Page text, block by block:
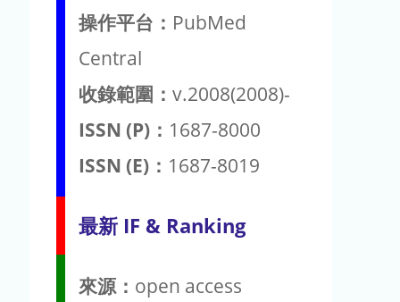
操作平台： PubMed
Central
收錄範圍： v.2008(2008)-
ISSN (P)： 1687-8000
ISSN (E)： 1687-8019
最新 IF & Ranking
來源： open access